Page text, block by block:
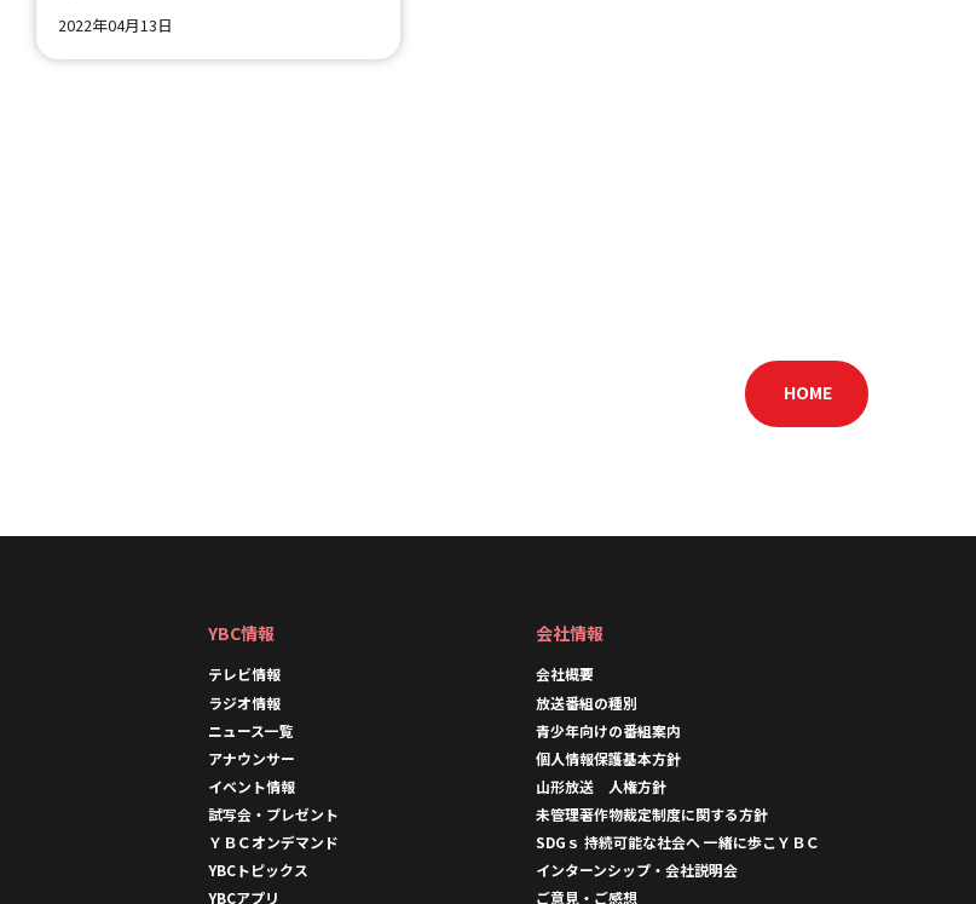
2022年04月13日
HOME
YBC情報
テレビ情報
ラジオ情報
ニュース一覧
アナウンサー
イベント情報
試写会・プレゼント
ＹＢＣオンデマンド
YBCトピックス
YBCアプリ
会社情報
会社概要
放送番組の種別
青少年向けの番組案内
個人情報保護基本方針
山形放送 人権方針
未管理著作物裁定制度に関する方針
SDGｓ 持続可能な社会へ 一緒に歩こＹＢＣ
インターンシップ・会社説明会
ご意見・ご感想